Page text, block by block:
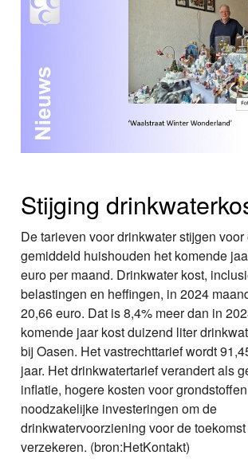
Stijging
De tarieven voor drinkwater stijgen voor
gemiddeld huishouden het komende
euro per maand. Drinkwater kost,
belastingen en heffingen, in 2024
20,66 euro. Dat is 8,4% meer dan in
komende jaar kost duizend liter
bij Oasen. Het vastrechttarief wordt
jaar. Het drinkwatertarief verandert als
inflatie, hogere kosten voor
noodzakelijke investeringen om de
drinkwatervoorziening voor de
verzekeren. (bron:HetKontakt)